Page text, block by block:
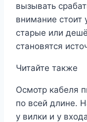
вызывать
внимание стоит
старые или
становятся
Читайте также
Осмотр кабеля
по всей длине.
у вилки и у